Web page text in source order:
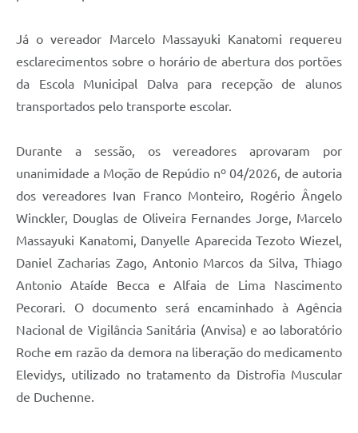
Já o vereador Marcelo Massayuki Kanatomi requereu
esclarecimentos sobre o horário de abertura dos portões
da Escola Municipal Dalva para recepção de alunos
transportados pelo transporte escolar.
Durante a sessão, os vereadores aprovaram por
unanimidade a Moção de Repúdio nº 04/2026, de autoria
dos vereadores Ivan Franco Monteiro, Rogério Ângelo
Winckler, Douglas de Oliveira Fernandes Jorge, Marcelo
Massayuki Kanatomi, Danyelle Aparecida Tezoto Wiezel,
Daniel Zacharias Zago, Antonio Marcos da Silva, Thiago
Antonio Ataíde Becca e Alfaia de Lima Nascimento
Pecorari. O documento será encaminhado à Agência
Nacional de Vigilância Sanitária (Anvisa) e ao laboratório
Roche em razão da demora na liberação do medicamento
Elevidys, utilizado no tratamento da Distrofia Muscular
de Duchenne.